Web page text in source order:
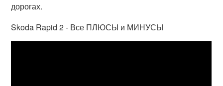
дорогах.
Skoda Rapid 2 - Все ПЛЮСЫ и МИНУСЫ